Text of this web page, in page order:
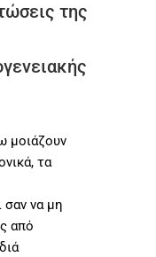
της
μοιάζουν
τα
σαν να μη
από